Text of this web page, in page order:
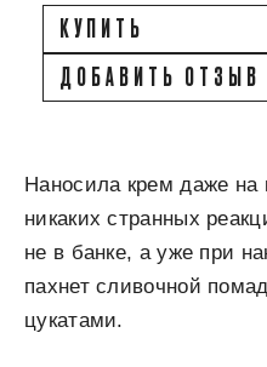
КУПИТЬ
ДОБАВИТЬ ОТЗЫВ
Наносила крем даже на
никаких странных
не в банке, а уже при
пахнет сливочной
цукатами.